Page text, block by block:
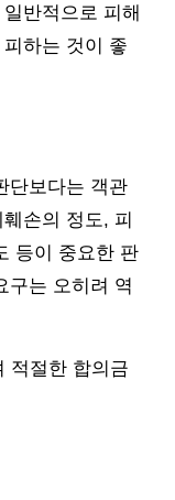
반적으로 피해
하는 것이 좋
단보다는 객관
손의 정도, 피
등이 중요한 판
구는 오히려 역
적절한 합의금